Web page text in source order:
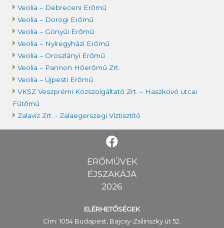
Veolia – Debreceni Erőmű
Veolia – Dorogi Erőmű
Veolia – Gönyűi Erőmű
Veolia – Nyíregyházi Erőmű
Veolia – Oroszlányi Erőmű
Veolia – Pannon Hőerőmű Zrt.
Veolia – Újpesti Erőmű
VKSZ Veszprémi Közszolgáltató Zrt. – Haszkovó utcai
Fűtőmű
Zalavíz Zrt. - Zalaegerszegi Víztisztító
ERŐMŰVEK
ÉJSZAKÁJA
2026
ELÉRHETŐSÉGEK
Cím: 1054 Budapest, Bajcsy-Zsilinszky út 52.